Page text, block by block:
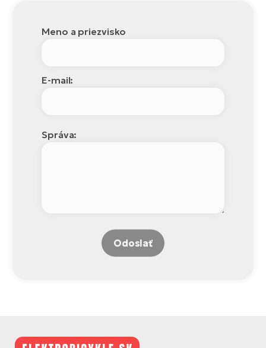
Meno a priezvisko
E-mail:
Správa:
Odoslať